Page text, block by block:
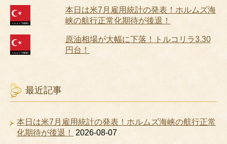
本日は米7月雇用統計の発表！ホルムズ海
峡の航行正常化期待が後退！
原油相場が大幅に下落！トルコリラ3.30
円台！
最近記事
本日は米7月雇用統計の発表！ホルムズ海峡の航行正常
化期待が後退！
2026-08-07